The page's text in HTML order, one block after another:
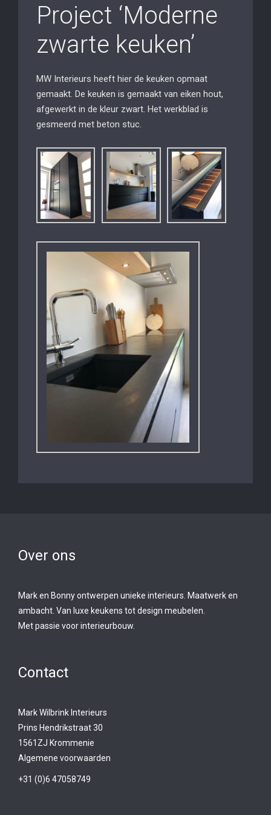
Project ‘Moderne
zwarte keuken’
MW Interieurs heeft hier de keuken opmaat
gemaakt. De keuken is gemaakt van eiken hout,
afgewerkt in de kleur zwart. Het werkblad is
gesmeerd met beton stuc.
Over ons
Mark en Bonny ontwerpen unieke interieurs. Maatwerk en
ambacht. Van luxe keukens tot design meubelen.
Met passie voor interieurbouw.
Contact
Mark Wilbrink Interieurs
Prins Hendrikstraat 30
1561ZJ Krommenie
Algemene voorwaarden
+31 (0)6 47058749